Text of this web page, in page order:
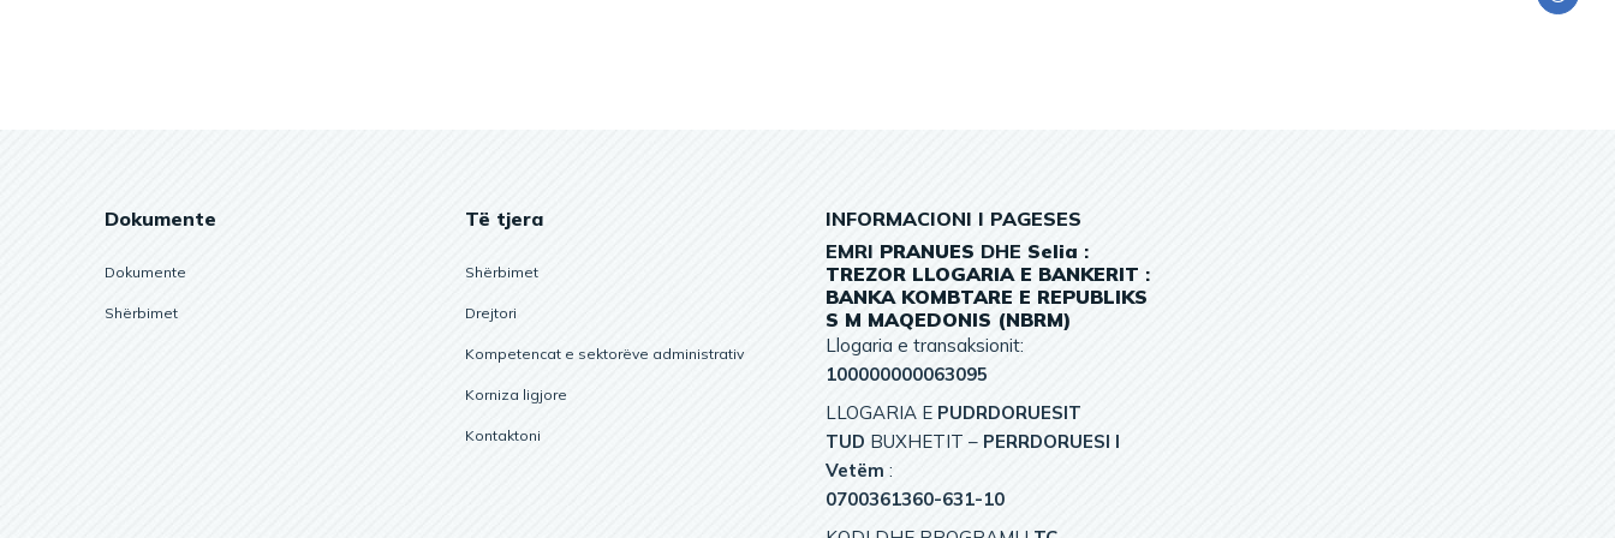
Dokumente
Dokumente
Shërbimet
Të tjera
Shërbimet
Drejtori
Kompetencat e sektorëve administrativ
Korniza ligjore
Kontaktoni
INFORMACIONI I PAGESES
EMRI PRANUES DHE Selia :
TREZOR LLOGARIA E BANKERIT :
BANKA KOMBTARE E REPUBLIKS
S M MAQEDONIS (NBRM)
Llogaria e transaksionit:
100000000063095
LLOGARIA E PUDRDORUESIT
TUD BUXHETIT – PERRDORUESI I
Vetëm :
0700361360-631-10